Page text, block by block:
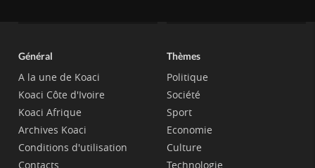
Général
A la une de Koaci
Koaci Côte d'Ivoire
Koaci Afrique
Archives Koaci
Conditions d'utilisation
Contacts
Thèmes
Politique
Société
Sport
Economie
Culture
Technologie